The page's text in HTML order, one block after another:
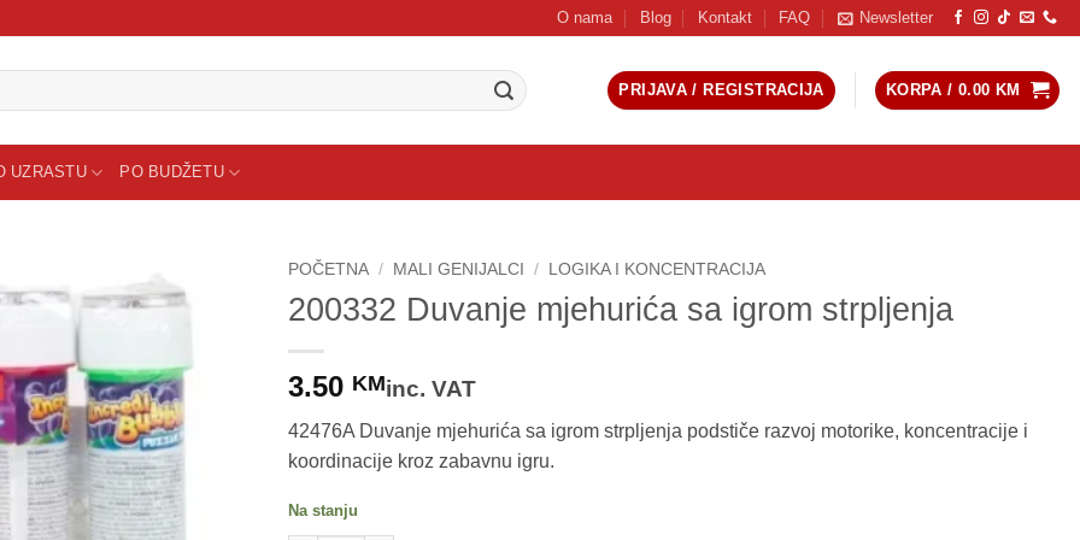
O nama Blog Kontakt FAQ Newsletter
PRIJAVA / REGISTRACIJA KORPA / 0.00 KM
UZRASTU PO BUDŽETU
POČETNA / MALI GENIJALCI / LOGIKA I KONCENTRACIJA
200332 Duvanje mjehurića sa igrom strpljenja
3.50 KMinc. VAT
42476A Duvanje mjehurića sa igrom strpljenja podstiče razvoj motorike, koncentracije i
koordinacije kroz zabavnu igru.
Na stanju